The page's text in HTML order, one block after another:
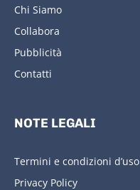
Chi Siamo
Collabora
Pubblicità
Contatti
NOTE LEGALI
Termini e condizioni d’uso
Privacy Policy